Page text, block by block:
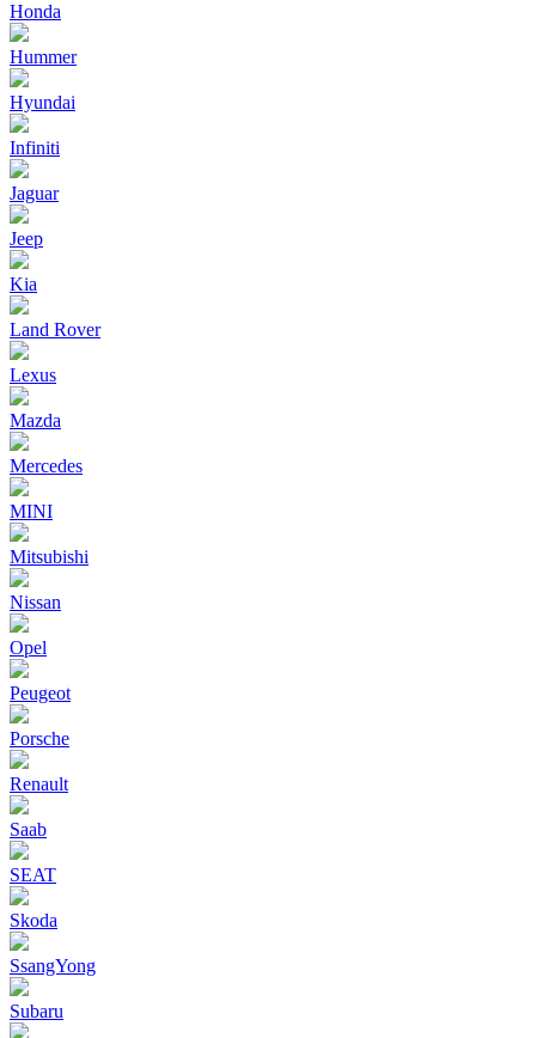
Honda
Hummer
Hyundai
Infiniti
Jaguar
Jeep
Kia
Land Rover
Lexus
Mazda
Mercedes
MINI
Mitsubishi
Nissan
Opel
Peugeot
Porsche
Renault
Saab
SEAT
Skoda
SsangYong
Subaru